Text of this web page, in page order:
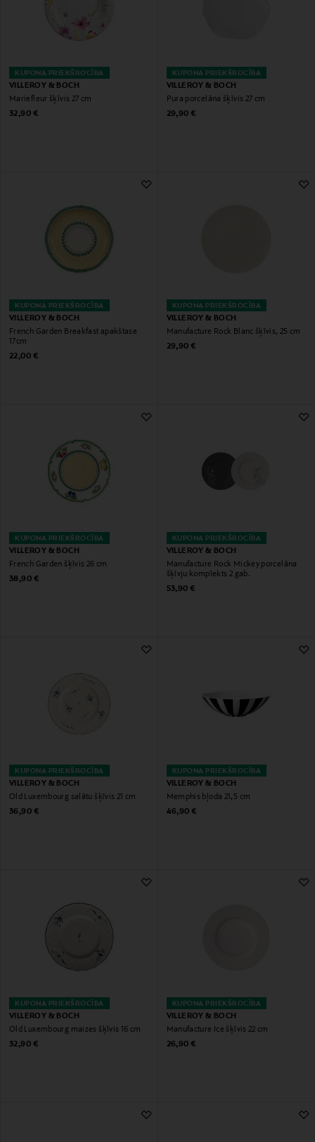
KUPONA PRIEKŠROCĪBA
VILLEROY & BOCH
Mariefleur šķīvis 27 cm
Original Price
32,90 €
KUPONA PRIEKŠROCĪBA
VILLEROY & BOCH
Pura porcelāna šķīvis 27 cm
Original Price
29,90 €
KUPONA PRIEKŠROCĪBA
VILLEROY & BOCH
French Garden Breakfast apakštase
17cm
Original Price
22,00 €
KUPONA PRIEKŠROCĪBA
VILLEROY & BOCH
Manufacture Rock Blanc šķīvis, 25 cm
Original Price
29,90 €
KUPONA PRIEKŠROCĪBA
VILLEROY & BOCH
French Garden šķīvis 26 cm
Original Price
38,90 €
KUPONA PRIEKŠROCĪBA
VILLEROY & BOCH
Manufacture Rock Mickey porcelāna
šķīvju komplekts 2 gab.
Original Price
53,90 €
KUPONA PRIEKŠROCĪBA
VILLEROY & BOCH
Old Luxembourg salātu šķīvis 21 cm
Original Price
36,90 €
KUPONA PRIEKŠROCĪBA
VILLEROY & BOCH
Memphis bļoda 21,5 cm
Original Price
46,90 €
KUPONA PRIEKŠROCĪBA
VILLEROY & BOCH
Old Luxembourg maizes šķīvis 16 cm
Original Price
32,90 €
KUPONA PRIEKŠROCĪBA
VILLEROY & BOCH
Manufacture Ice šķīvis 22 cm
Original Price
26,90 €